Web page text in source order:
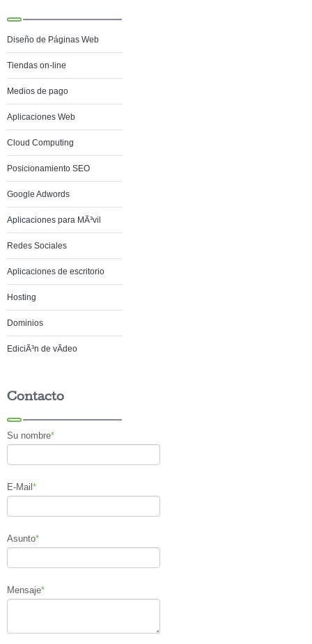
Diseño de Páginas Web
Tiendas on-line
Medios de pago
Aplicaciones Web
Cloud Computing
Posicionamiento SEO
Google Adwords
Aplicaciones para MÃ³vil
Redes Sociales
Aplicaciones de escritorio
Hosting
Dominios
EdiciÃ³n de vÃ­deo
Contacto
Su nombre*
E-Mail *
Asunto*
Mensaje*